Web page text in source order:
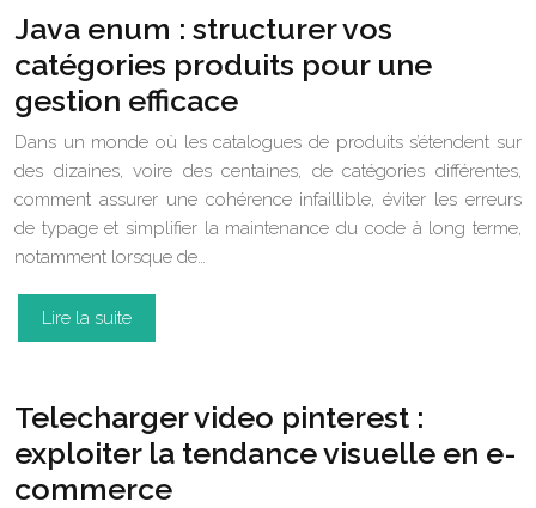
Java enum : structurer vos
catégories produits pour une
gestion efficace
Dans un monde où les catalogues de produits s’étendent sur
des dizaines, voire des centaines, de catégories différentes,
comment assurer une cohérence infaillible, éviter les erreurs
de typage et simplifier la maintenance du code à long terme,
notamment lorsque de…
Lire la suite
Telecharger video pinterest :
exploiter la tendance visuelle en e-
commerce